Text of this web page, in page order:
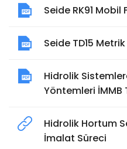
Seide RK91
Seide TD15
Hidrolik
Yöntemleri İMMB
Hidrolik Hortum
İmalat Süreci